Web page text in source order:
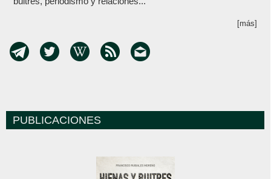
[más]
PUBLICACIONES